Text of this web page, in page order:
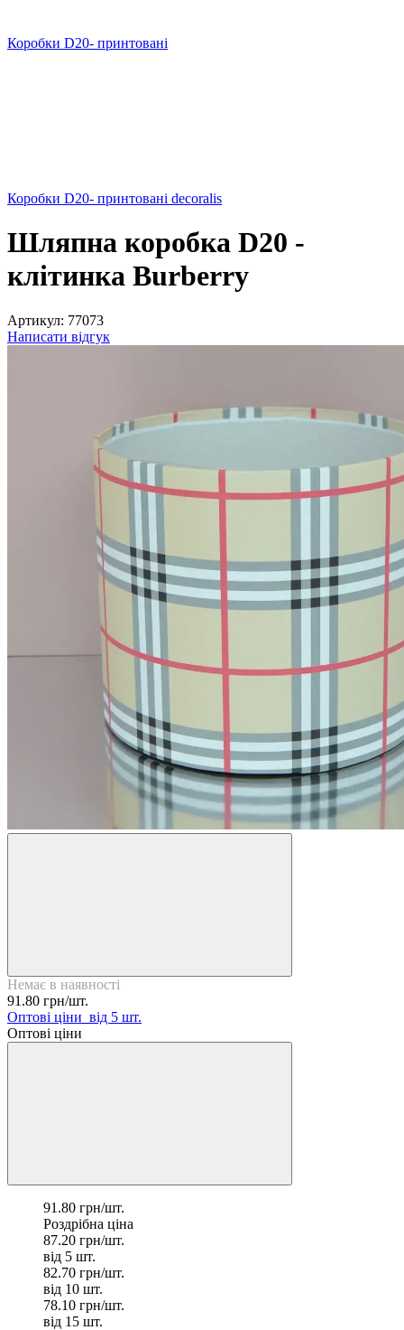
Коробки D20- принтовані
Коробки D20- принтовані decoralis
Шляпна коробка D20 -
клітинка Burberry
Артикул: 77073
Написати відгук
Немає в наявності
91.80 грн/шт.
Оптові ціни від 5 шт.
Оптові ціни
91.80 грн/шт.
Роздрібна ціна
87.20 грн/шт.
від 5 шт.
82.70 грн/шт.
від 10 шт.
78.10 грн/шт.
від 15 шт.